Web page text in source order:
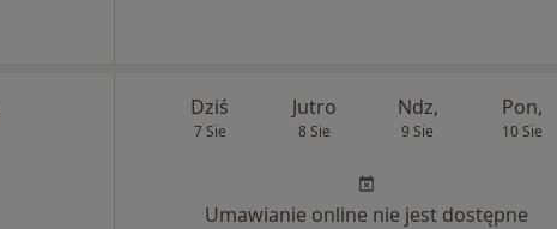
Dziś
7 Sie
Jutro
8 Sie
Ndz,
9 Sie
Pon,
10 Sie
Umawianie online nie jest dostępne